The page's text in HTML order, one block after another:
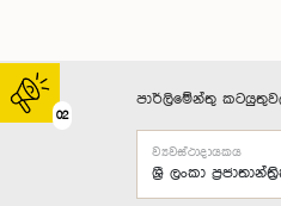
02
පාර්ලිමේන්තු
ව්‍යවස්ථාදායකය